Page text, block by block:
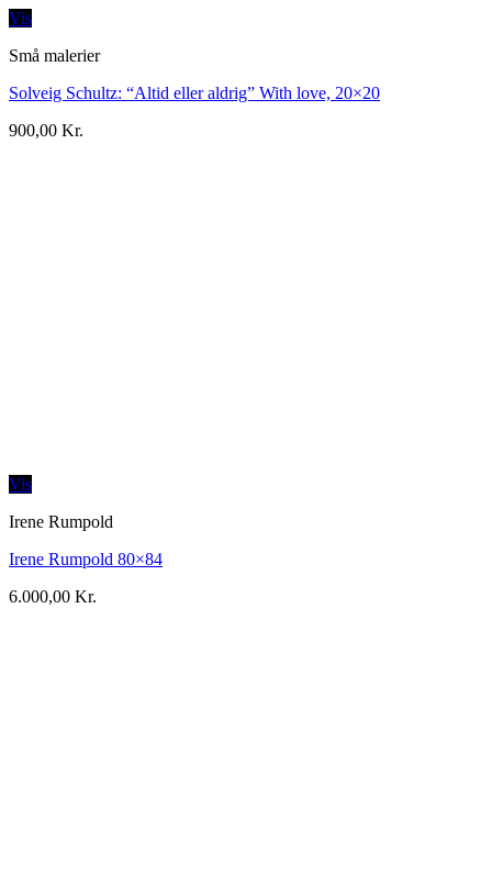
Vis
Små malerier
Solveig Schultz: “Altid eller aldrig” With love, 20×20
900,00 Kr.
Vis
Irene Rumpold
Irene Rumpold 80×84
6.000,00 Kr.